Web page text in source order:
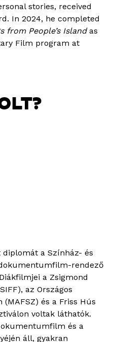
stories, received
In 2024, he completed
from People’s Islandas
Film program at
a Színház- és
rendező
a Zsigmond
az Országos
és a Friss Hús
voltak láthatók.
és a
áll, gyakran